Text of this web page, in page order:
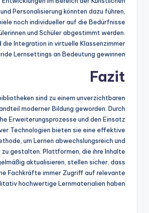
Personalisierung könnten dazu führen,
noch individueller auf die Bedürfnisse
und Schüler abgestimmt werden.
die Integration in virtuelle Klassenzimmer
Lernsettings an Bedeutung gewinnen.
Fazit
sind zu einem unverzichtbaren
moderner Bildung geworden. Durch
Erweiterungsprozesse und den Einsatz
Technologien bieten sie eine effektive
um Lernen abwechslungsreich und
gestalten. Plattformen, die ihre Inhalte
aktualisieren, stellen sicher, dass
Fachkräfte immer Zugriff auf relevante
hochwertige Lernmaterialien haben.